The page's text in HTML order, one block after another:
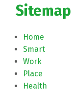
Sitemap
Home
Smart
Work
Place
Health